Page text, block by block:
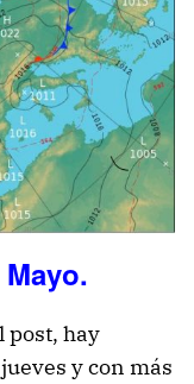
post, hay
y con más